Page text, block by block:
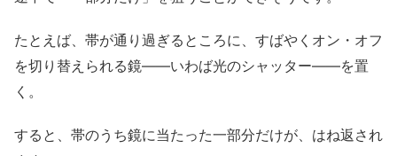
たとえば、帯が通り過ぎるところに、すばやくオン・オフ
を切り替えられる鏡——いわば光のシャッター——を置
く。
すると、帯のうち鏡に当たった一部分だけが、はね返され